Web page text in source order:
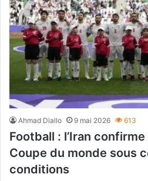
Ahmad Diallo 9 mai 2026 613
Football : l’Iran
Coupe du monde sous
conditions